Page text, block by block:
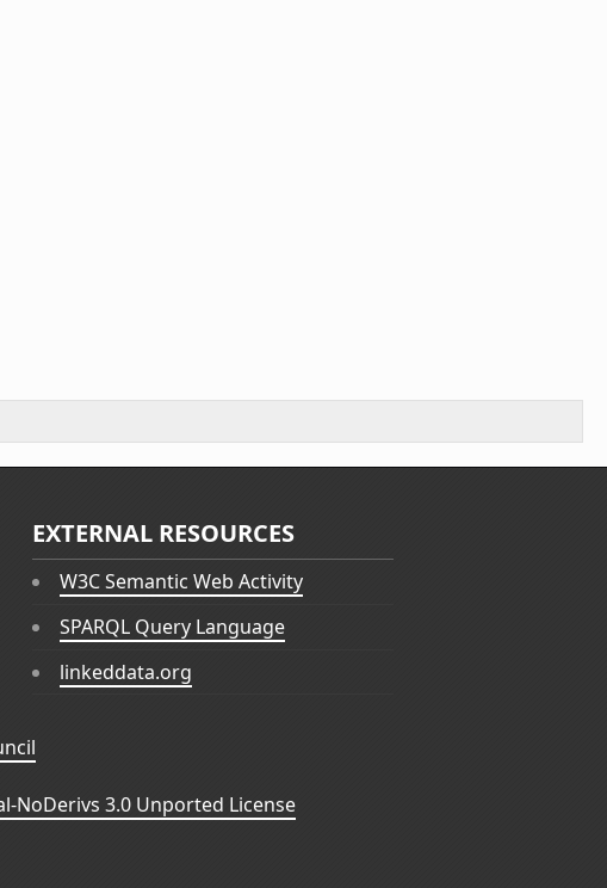
EXTERNAL RESOURCES
W3C Semantic Web Activity
SPARQL Query Language
linkeddata.org
NoDerivs 3.0 Unported License